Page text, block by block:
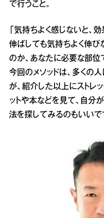
で行うこと。
「気持ちよく感じないと、
伸ばしても気持ちよく伸び
のか、あなたに必要な部位
今回のメソッドは、多くの
が、紹介した以上にストレ
ットや本などを見て、自分
法を探してみるのもいいで